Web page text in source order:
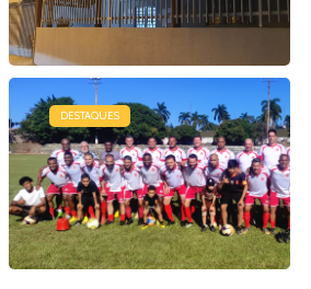
DESTAQUES